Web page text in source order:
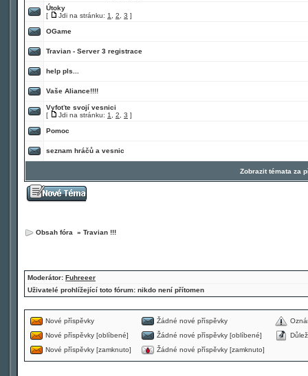
Útoky
[
Jdi na stránku: 1 2 3 ]
OGame
Travian - Server 3 registrace
help pls...
Vaše Aliance!!!!
Vyfoťte svojí vesnici
[
Jdi na stránku: 1 2 3 ]
Pomoc
seznam hráčů a vesnic
Zobrazit témata za
Obsah fóra » Travian !!!
Moderátor: Fuhreeer
Uživatelé prohlížející toto fórum: nikdo není přítomen
Nové příspěvky Žádné nové příspěvky
Nové příspěvky [oblíbené]
Žádné nové příspěvky [oblíbené]
Nové příspěvky [zamknuto]
Žádné nové příspěvky [zamknuto]